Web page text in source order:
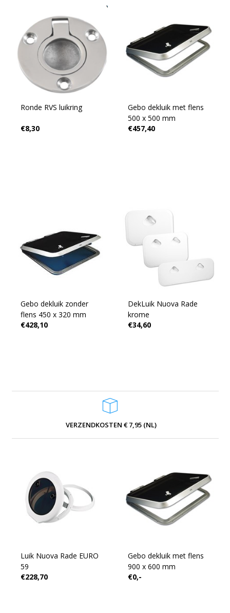
Ronde RVS luikring
€8,30
Gebo dekluik met flens
500 x 500 mm
€457,40
Gebo dekluik zonder
flens 450 x 320 mm
€428,10
DekLuik Nuova Rade
krome
€34,60
VERZENDKOSTEN € 7,95 (NL)
Luik Nuova Rade EURO
59
€228,70
Gebo dekluik met flens
900 x 600 mm
€0,-